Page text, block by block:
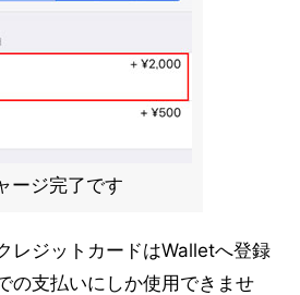
ージ完了です
レジットカードはWalletへ登録
の支払いにしか使用できませ